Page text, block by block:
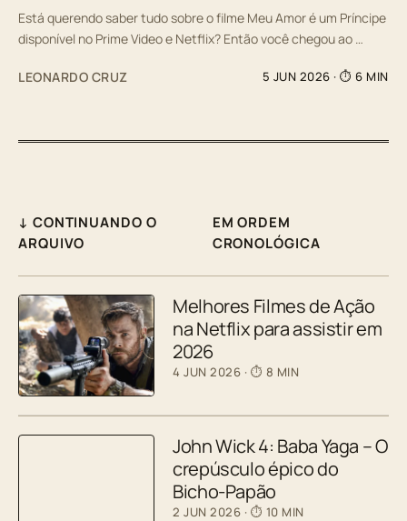
Está querendo saber tudo sobre o filme Meu Amor é um Príncipe
disponível no Prime Video e Netflix? Então você chegou ao …
LEONARDO CRUZ 5 JUN 2026 · ⏱ 6 MIN
↓ CONTINUANDO O
ARQUIVO
EM ORDEM
CRONOLÓGICA
Melhores Filmes de Ação
na Netflix para assistir em
2026
4 JUN 2026 · ⏱ 8 MIN
John Wick 4: Baba Yaga – O
crepúsculo épico do
Bicho-Papão
2 JUN 2026 · ⏱ 10 MIN